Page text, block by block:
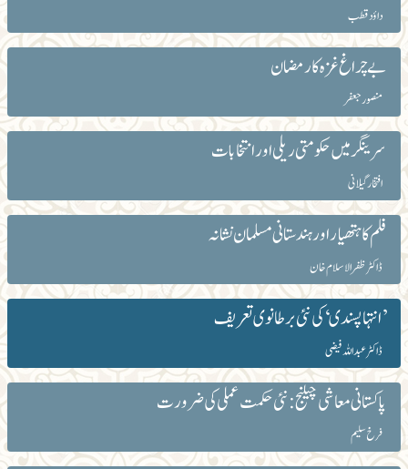
داؤد قطب
بے چراغ غزہ کا رمضان
منصور جعفر‎
سرینگر میں حکومتی ریلی اور انتخابات
افتخار گیلانی
فلم کا ہتھیار اور ہندستانی مسلمان نشانہ
ڈاکٹر ظفرالاسلام خان
’انتہا پسندی‘ کی نئی برطانوی تعریف
ڈاکٹر عبداللہ فیضی
پاکستانی معاشی چیلنج: نئی حکمت عملی کی ضرورت
فرخ سلیم